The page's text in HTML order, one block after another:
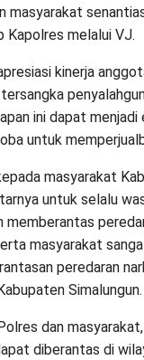
masyarakat
Kapolres melalui VJ.
kinerja
ini dapat
untuk
masyarakat
untuk selalu
masyarakat
peredaran
Simalungun.
dan
diberantas di